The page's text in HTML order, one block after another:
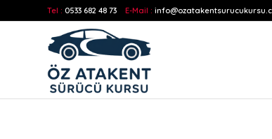
Tel : 0533 682 48 73 E-Mail :